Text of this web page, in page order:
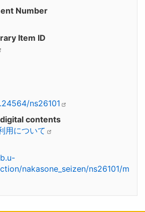
Number
Item ID
ns26101
contents
用について
nakasone_seizen/ns26101/m